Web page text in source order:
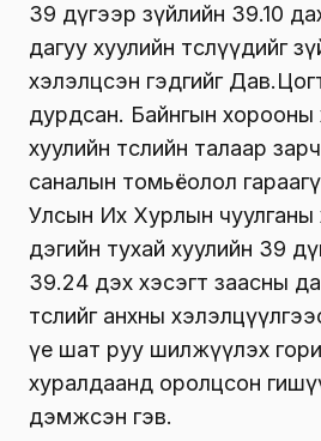
39 дүгээр зүйлийн 39.10
дагуу хуулийн төслүүдийг
хэлэлцсэн гэдгийг
дурдсан. Байнгын хорооны
хуулийн төслийн талаар
саналын томьёолол
Улсын Их Хурлын чуулганы
дэгийн тухай хуулийн 39
39.24 дэх хэсэгт заасны
төслийг анхны
үе шат руу шилжүүлэх
хуралдаанд оролцсон
дэмжсэн гэв.